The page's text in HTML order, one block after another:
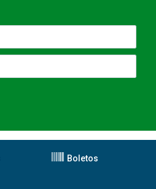
Boletos